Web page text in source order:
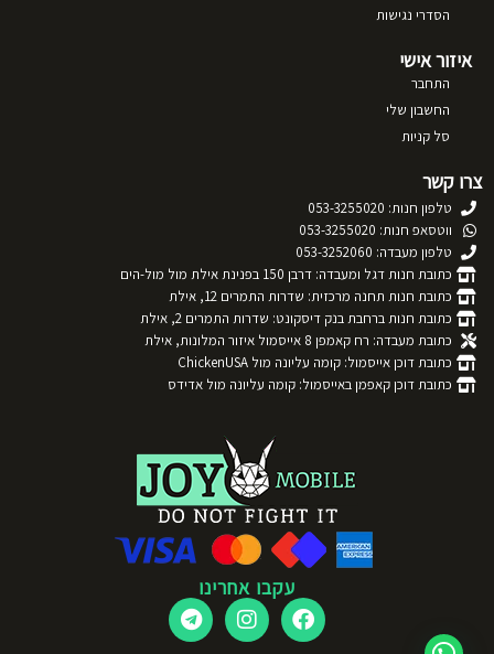
הסדרי נגישות
איזור אישי
התחבר
החשבון שלי
סל קניות
צרו קשר
טלפון חנות: 053-3255020
ווטסאפ חנות: 053-3255020
טלפון מעבדה: 053-3252060
כתובת חנות דגל ומעבדה: דרבן 150 בפנינת אילת מול מול-הים
כתובת חנות תחנה מרכזית: שדרות התמרים 12, אילת
כתובת חנות ברחבת בנק דיסקונט: שדרות התמרים 2, אילת
כתובת מעבדה: רח קאמפן 8 אייסמול איזור המלונות, אילת
כתובת דוכן אייסמול: קומה עליונה מול ChickenUSA
כתובת דוכן קאפמן באייסמול: קומה עליונה מול אדידס
עקבו אחרינו